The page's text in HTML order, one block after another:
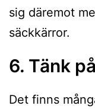
sig däremot
säckkärror.
6. Tänk
Det finns